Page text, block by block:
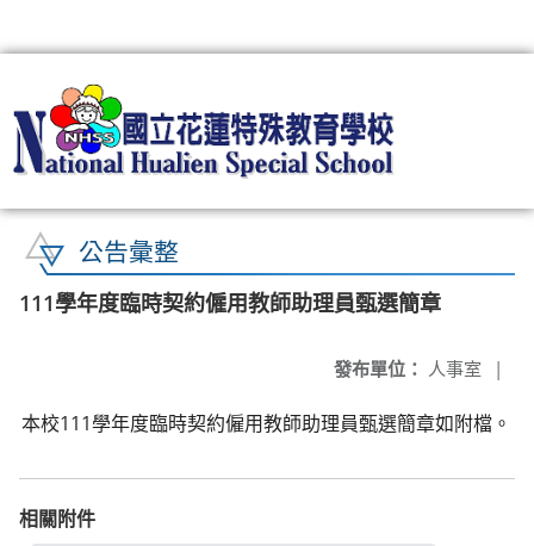
公告彙整
111學年度臨時契約僱用教師助理員甄選簡章
發布單位： 人事室 |
本校111學年度臨時契約僱用教師助理員甄選簡章如附檔。
相關附件